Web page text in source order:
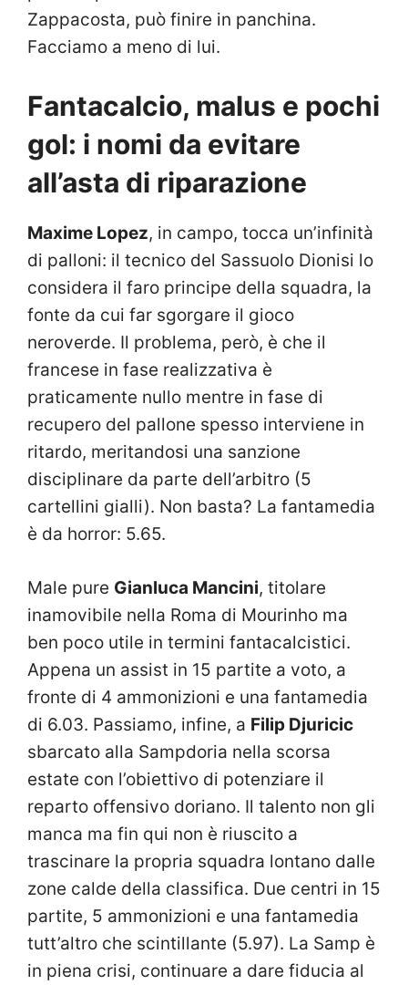
Zappacosta, può finire in panchina.
Facciamo a meno di lui.
Fantacalcio, malus e pochi
gol: i nomi da evitare
all’asta di riparazione
Maxime Lopez, in campo, tocca un’infinità
di palloni: il tecnico del Sassuolo Dionisi lo
considera il faro principe della squadra, la
fonte da cui far sgorgare il gioco
neroverde. Il problema, però, è che il
francese in fase realizzativa è
praticamente nullo mentre in fase di
recupero del pallone spesso interviene in
ritardo, meritandosi una sanzione
disciplinare da parte dell’arbitro (5
cartellini gialli). Non basta? La fantamedia
è da horror: 5.65.
Male pure Gianluca Mancini, titolare
inamovibile nella Roma di Mourinho ma
ben poco utile in termini fantacalcistici.
Appena un assist in 15 partite a voto, a
fronte di 4 ammonizioni e una fantamedia
di 6.03. Passiamo, infine, a Filip Djuricic
sbarcato alla Sampdoria nella scorsa
estate con l’obiettivo di potenziare il
reparto offensivo doriano. Il talento non gli
manca ma fin qui non è riuscito a
trascinare la propria squadra lontano dalle
zone calde della classifica. Due centri in 15
partite, 5 ammonizioni e una fantamedia
tutt’altro che scintillante (5.97). La Samp è
in piena crisi, continuare a dare fiducia al